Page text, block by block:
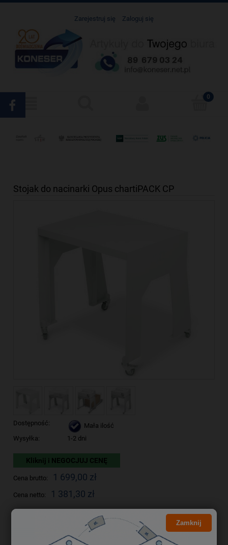
Zarejestruj się Zaloguj się
Stojak do nacinarki Opus chartiPACK CP
Dostępność:
Mała ilość
Wysyłka:
1-2 dni
Kliknij i NEGOCJUJ CENĘ
Cena brutto: 1 699,00 zł
Cena netto: 1 381,30 zł
do koszyka Zamknij